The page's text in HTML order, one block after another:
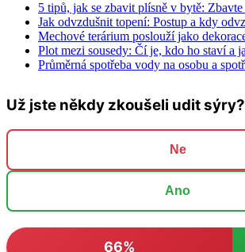
5 tipů, jak se zbavit plísně v bytě:
Jak odvzdušnit topení: Postup a kdy
Mechové terárium poslouží jako
Plot mezi sousedy: Čí je, kdo ho staví a
Průměrná spotřeba vody na osobu a
Už jste někdy zkoušeli udit sýry?
Ne
Ano
66%